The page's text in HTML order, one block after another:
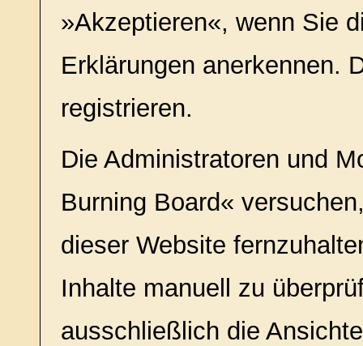
»Akzeptieren«, wenn Sie
Erklärungen anerkennen.
registrieren.
Die Administratoren und
Burning Board«
dieser Website
Inhalte manuell zu
ausschließlich die